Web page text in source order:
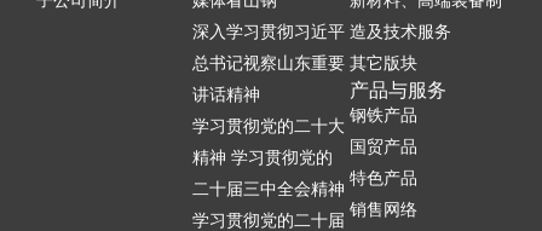
深入学习贯彻习近平
总书记视察山东重要
讲话精神
学习贯彻党的二十大
精神 学习贯彻党的
二十届三中全会精神
学习贯彻党的二十届
造及技术服务
其它版块
产品与服务
钢铁产品
国贸产品
特色产品
销售网络